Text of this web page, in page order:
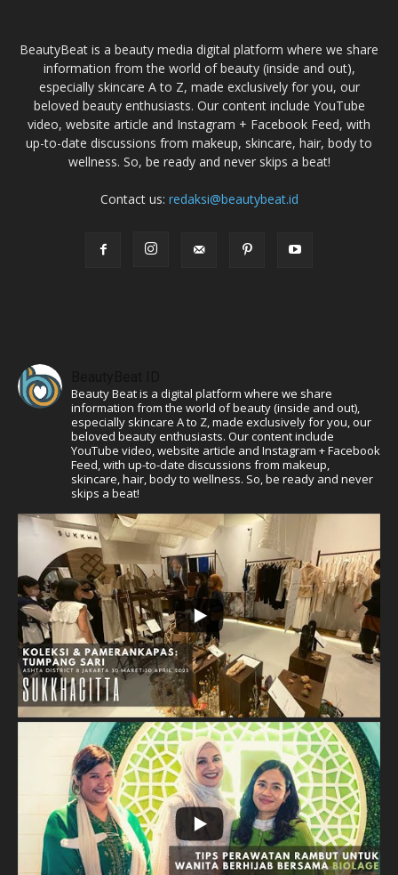
BeautyBeat is a beauty media digital platform where we share
information from the world of beauty (inside and out),
especially skincare A to Z, made exclusively for you, our
beloved beauty enthusiasts. Our content include YouTube
video, website article and Instagram + Facebook Feed, with
up-to-date discussions from makeup, skincare, hair, body to
wellness. So, be ready and never skips a beat!
Contact us: redaksi@beautybeat.id
Beauty Beat is a digital platform where we share
information from the world of beauty (inside and out),
especially skincare A to Z, made exclusively for you, our
beloved beauty enthusiasts. Our content include
YouTube video, website article and Instagram + Facebook
Feed, with up-to-date discussions from makeup,
skincare, hair, body to wellness. So, be ready and never
skips a beat!